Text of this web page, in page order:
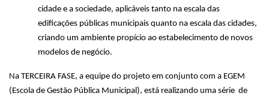
cidade e a sociedade, aplicáveis tanto na escala das
edificações públicas municipais quanto na escala das cidades,
criando um ambiente propício ao estabelecimento de novos
modelos de negócio.
Na TERCEIRA FASE, a equipe do projeto em conjunto com a EGEM
(Escola de Gestão Pública Municipal), está realizando uma série de